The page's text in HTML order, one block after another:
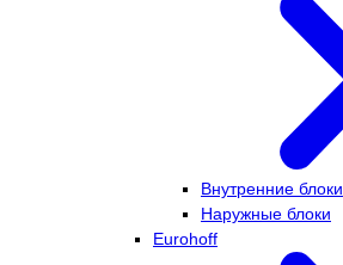
Внутренние блоки
Наружные блоки
Eurohoff